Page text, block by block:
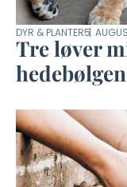
DYR & PLANTER5.
Tre løver